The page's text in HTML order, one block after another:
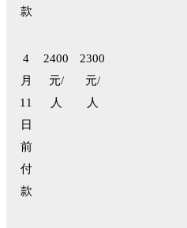
款
4
月
11
日
前
付
款
2400
元/
人
2300
元/
人